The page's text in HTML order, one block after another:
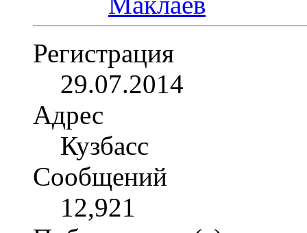
Регистрация
29.07.2014
Адрес
Кузбасс
Сообщений
12,921